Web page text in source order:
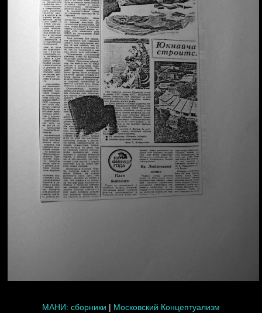
МАНИ: сборники | Московский Концептуализм